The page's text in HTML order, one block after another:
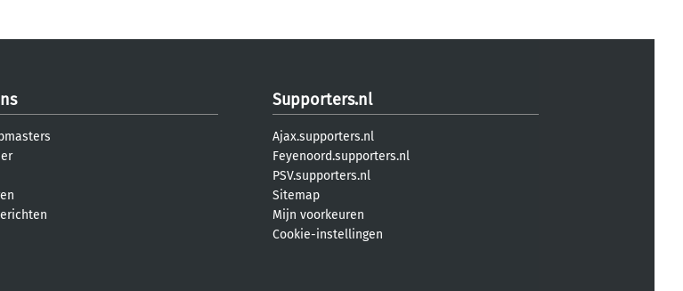
Supporters.nl
Ajax.supporters.nl
Feyenoord.supporters.nl
PSV.supporters.nl
Sitemap
Mijn voorkeuren
Cookie-instellingen